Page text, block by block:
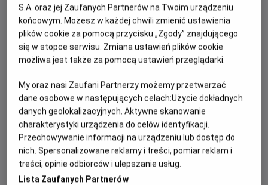
14:15
2D, napisy
15:45
2D, napisy
17:00
2D, dubbing
18:00
2D, napisy
20:15
2D, napisy
POKAŻ KOLEJNE DNI
S.A. oraz jej Zaufanych Partnerów na Twoim urządzeniu
końcowym. Możesz w każdej chwili zmienić ustawienia
plików cookie za pomocą przycisku „Zgody” znajdującego
się w stopce serwisu. Zmiana ustawień plików cookie
możliwa jest także za pomocą ustawień przeglądarki.
My oraz nasi Zaufani Partnerzy możemy przetwarzać
dane osobowe w następujących celach:Użycie dokładnych
danych geolokalizacyjnych. Aktywne skanowanie
charakterystyki urządzenia do celów identyfikacji.
Przechowywanie informacji na urządzeniu lub dostęp do
nich. Spersonalizowane reklamy i treści, pomiar reklam i
treści, opinie odbiorców i ulepszanie usług.
Lista Zaufanych Partnerów